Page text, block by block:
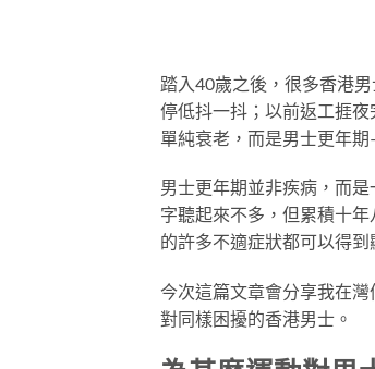
踏入40歲之後，很多香港
停低抖一抖；以前返工捱
單純衰老，而是男士更年
男士更年期並非疾病，而
字聽起來不多，但累積十
的許多不適症狀都可以得到
今次這篇文章會分享我在
對同樣困擾的香港男士。